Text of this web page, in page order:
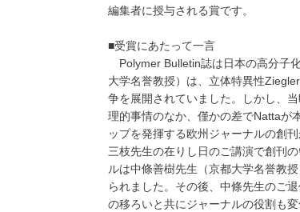
編集者に授与される賞です。
■受賞にあたって一言
Polymer Bulletin誌は日本の高分子
大学名誉教授）は、立体特異性
争を展開されていました。しかし、
理的事情のなか、僅かの差でNattaが
ップを発揮する欧州ジャーナルの創
三枝先生の在りし日のご講演で創刊
ルは中條善樹先生（京都大学名誉教
られました。その後、中條先生のご
の移ろいと共にジャーナルの役割も